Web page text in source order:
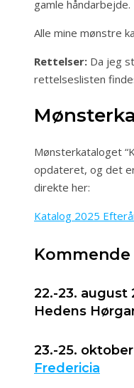
gamle håndarbejde.
Alle mine mønstre
Rettelser: Da jeg
rettelseslisten
Mønsterkataloget
opdateret, og det
direkte her:
Katalog 2025
22.-23. august
Hedens
23.-25.
Fredericia